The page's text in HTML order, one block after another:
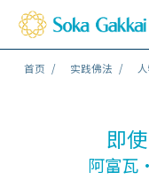
首页 实践佛法
即
阿富瓦